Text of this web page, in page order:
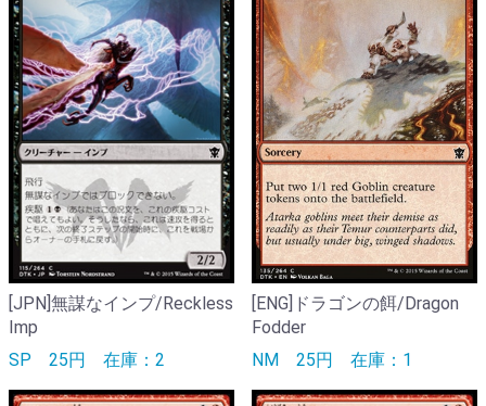
[JPN]無謀なインプ/Reckless
Imp
SP 25円 在庫：2
[ENG]ドラゴンの餌/Dragon
Fodder
NM 25円 在庫：1